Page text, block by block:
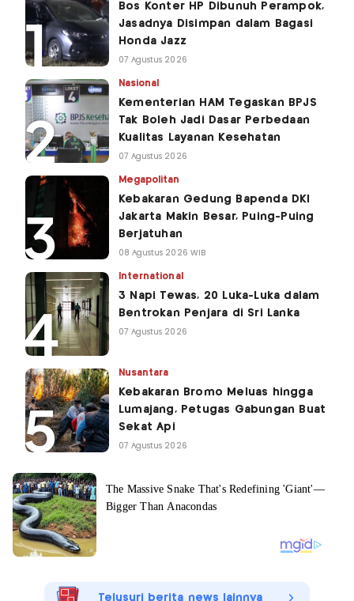
Bos Konter HP Dibunuh Perampok,
Jasadnya Disimpan dalam Bagasi
Honda Jazz
07 Agustus 2026
Nasional
Kementerian HAM Tegaskan BPJS
Tak Boleh Jadi Dasar Perbedaan
Kualitas Layanan Kesehatan
07 Agustus 2026
Megapolitan
Kebakaran Gedung Bapenda DKI
Jakarta Makin Besar, Puing-Puing
Berjatuhan
08 Agustus 2026 WIB
International
3 Napi Tewas, 20 Luka-Luka dalam
Bentrokan Penjara di Sri Lanka
07 Agustus 2026
Nusantara
Kebakaran Bromo Meluas hingga
Lumajang, Petugas Gabungan Buat
Sekat Api
07 Agustus 2026
Telusuri berita news lainnya